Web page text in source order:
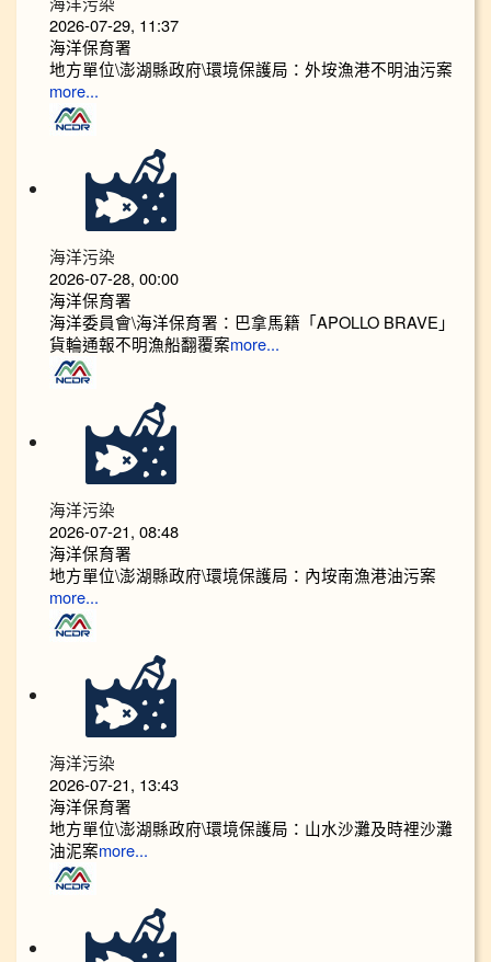
2026-07-29, 11:37
海洋保育署
地方單位\澎湖縣政府\環境保護局：外垵漁港不明油污案
more...
海洋污染
2026-07-28, 00:00
海洋保育署
海洋委員會\海洋保育署：巴拿馬籍「APOLLO BRAVE」
貨輪通報不明漁船翻覆案more...
海洋污染
2026-07-21, 08:48
海洋保育署
地方單位\澎湖縣政府\環境保護局：內垵南漁港油污案
more...
海洋污染
2026-07-21, 13:43
海洋保育署
地方單位\澎湖縣政府\環境保護局：山水沙灘及時裡沙灘
油泥案more...